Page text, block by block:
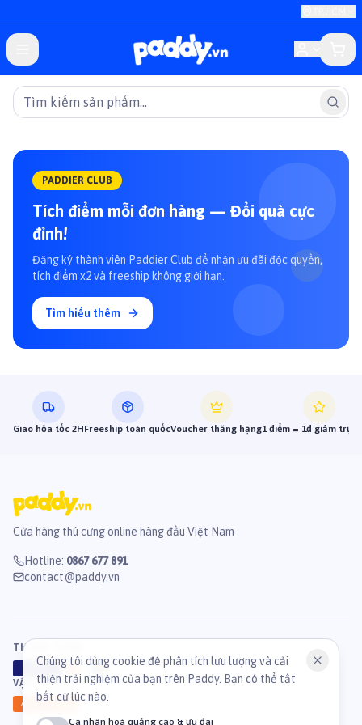
PADDIER CLUB
Tích điểm mỗi đơn hàng — Đổi quà cực
đỉnh!
Đăng ký thành viên Paddier Club để nhận ưu đãi độc quyền,
tích điểm x2 và freeship không giới hạn.
Tìm hiểu thêm
Giao hỏa tốc 2HFreeship toàn quốcVoucher thăng hạng1 điểm = 1đ giảm trực
Cửa hàng thú cưng online hàng đầu Việt Nam
Hotline: 0867 677 891
contact@paddy.vn
THANH TOÁN
B
VẬN CHUYỂN
Ahamove
Chúng tôi dùng cookie để phân tích lưu lượng và cải
thiện trải nghiệm của bạn trên Paddy. Bạn có thể tắt
bất cứ lúc nào.
Cá nhân hoá quảng cáo & ưu đãi